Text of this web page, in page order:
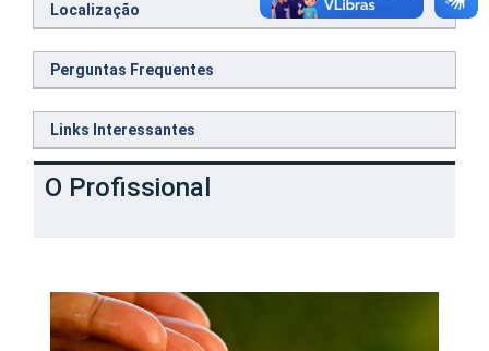
Localização
Perguntas Frequentes
Links Interessantes
O Profissional